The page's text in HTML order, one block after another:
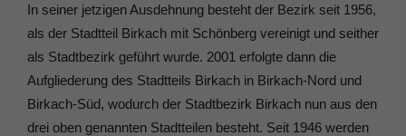
In seiner jetzigen Ausdehnung besteht der Bezirk seit 1956,
als der Stadtteil Birkach mit Schönberg vereinigt und seither
als Stadtbezirk geführt wurde. 2001 erfolgte dann die
Aufgliederung des Stadtteils Birkach in Birkach-Nord und
Birkach-Süd, wodurch der Stadtbezirk Birkach nun aus den
drei oben genannten Stadtteilen besteht. Seit 1946 werden